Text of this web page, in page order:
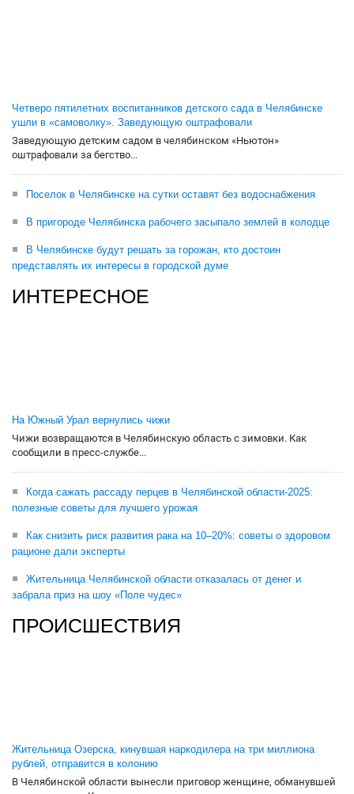
Четверо пятилетних воспитанников детского сада в Челябинске
ушли в «самоволку». Заведующую оштрафовали
Заведующую детским садом в челябинском «Ньютон»
оштрафовали за бегство...
Поселок в Челябинске на сутки оставят без водоснабжения
В пригороде Челябинска рабочего засыпало землей в колодце
В Челябинске будут решать за горожан, кто достоин
представлять их интересы в городской думе
ИНТЕРЕСНОЕ
На Южный Урал вернулись чижи
Чижи возвращаются в Челябинскую область с зимовки. Как
сообщили в пресс-службе...
Когда сажать рассаду перцев в Челябинской области-2025:
полезные советы для лучшего урожая
Как снизить риск развития рака на 10–20%: советы о здоровом
рационе дали эксперты
Жительница Челябинской области отказалась от денег и
забрала приз на шоу «Поле чудес»
ПРОИСШЕСТВИЯ
Жительница Озерска, кинувшая наркодилера на три миллиона
рублей, отправится в колонию
В Челябинской области вынесли приговор женщине, обманувшей